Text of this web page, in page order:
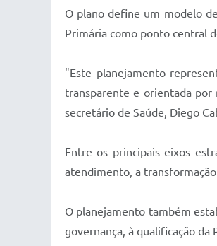
O plano define um modelo
Primária como ponto central
"Este planejamento
transparente e orientada por
secretário de Saúde, Diego
Entre os principais eixos
atendimento, a
O planejamento também
governança, à qualificação da